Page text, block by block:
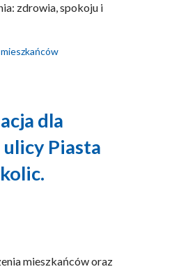
zdrowia, spokoju i
dla
Piasta
mieszkańców oraz